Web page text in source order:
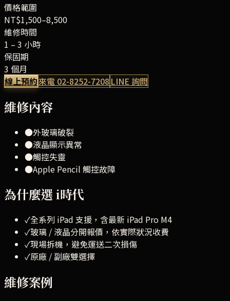
價格範圍
NT$1,500–8,500
維修時間
1 – 3 小時
保固期
3 個月
線上預約來電 02-8252-7208 LINE 詢問
維修內容
●外玻璃破裂
●液晶顯示異常
●觸控失靈
●Apple Pencil 觸控故障
為什麼選 i時代
✓全系列 iPad 支援，含最新 iPad Pro M4
✓玻璃 / 液晶分開報價，依實際狀況收費
✓現場拆機，避免運送二次損傷
✓原廠 / 副廠雙選擇
維修案例